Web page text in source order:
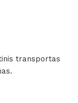
transportas